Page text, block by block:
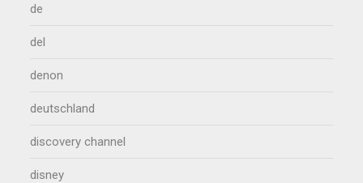
de
del
denon
deutschland
discovery channel
disney